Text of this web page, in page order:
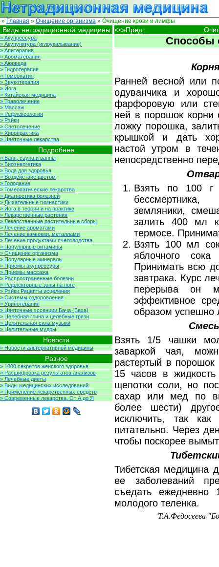
» Главная » Очищение организма » Очищение крови и лимфы
<<эПред.
Способы
Ранней весной или
одуванчика и
фарфоровую или
ней в порошок корни
ложку порошка,
крышкой и дать
настой утром в
непосредственно
Взять по 100 г
земляники,
залить 400 мл
термосе.
Взять 100 мл
яблочного
Принимать всю
завтрака. Курс
перерыва он
эффективное
образом успешно
Взять 1/5 чашки
заваркой чая,
растертый в
15 часов в
щепотки соли, но
сахар или мед по
более шести)
исключить, так
питательно. Через
чтобы поскорее
Тибетская медицина
ее заболеваний
съедать ежедневно
молодого теленка.
Т.А.Федосеева
Виды нетрадиционной медицины
» Акупрессура
» Акупунктура (иглоукалывание)
» Апитерапия
» Ароматерапия
» Аюрведа
» Гидротерапия
» Гомеопатия
» Звукотерапия
» Йога
» Китайская медицина
» Траволечение
» Массаж
» Рефлексология
» Рэйки
» Светолечение
» Хиропрактика
» Цветочные лекарства
Подробнее
» Баня, сауна и ванны
» Биоэнергетика
» Вода для здоровья
» Воздействие цветом
» Голодание
» Гомеопатические лекарства
» Диагностика болезней
» Дыхательные гимнастики
» Йога в теории и на практике
» Лекарственные растения
» Лекарственные растительные сборы
» Лечение ароматами
» Лечение камнями, металлами
» Лечение продуктами пчеловодства
» Популярные витамины
» Очищение организма
» Популярные минералы
» Приемы акупрессуры
» Приемы массажа
» Распространенные болезни
» Рефлекторные зоны на ноге
» Рэйки.Рецепты исцеления
» Системы оздоровления
» Уринотерапия
» Цветочные эссенции Бача (Баха)
» Целебная глина и целебные грязи
» Целительная сила музыки
» Целительные мудры
Новости
» Новости альтернативной медицины
Разное
» 1000 секретов женского здоровья
» Расшифровка результатов анализов
» Лечебные диеты
» Виды медицинских исследований
» Применение лекарственных средств
» Современные лекарства. От А до Я